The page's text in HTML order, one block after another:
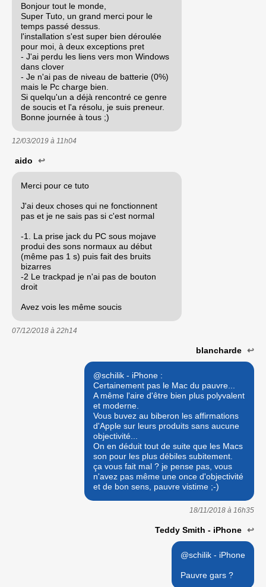
Bonjour tout le monde,
Super Tuto, un grand merci pour le
temps passé dessus.
l'installation s'est super bien déroulée
pour moi, à deux exceptions pret
- J'ai perdu les liens vers mon Windows
dans clover
- Je n'ai pas de niveau de batterie (0%)
mais le Pc charge bien.
Si quelqu'un a déjà rencontré ce genre
de soucis et l'a résolu, je suis preneur.
Bonne journée à tous ;)
12/03/2019 à 11h04
aido ↩
Merci pour ce tuto
J'ai deux choses qui ne fonctionnent
pas et je ne sais pas si c'est normal
-1. La prise jack du PC sous mojave
produi des sons normaux au début
(même pas 1 s) puis fait des bruits
bizarres
-2 Le trackpad je n'ai pas de bouton
droit
Avez vois les même soucis
07/12/2018 à 22h14
blancharde ↩
@schilik - iPhone :
Certainement pas le Mac du pauvre...
A même l'aire d'être bien plus polyvalent
et moderne.
Vous buvez au biberon les affirmations
d'Apple sur leurs produits sans aucune
objectivité...
On en déduit tout de suite que les Macs
son pour les plus débiles subitement.
ça vous fait mal ? je pense pas, vous
n'avez pas même une once d'objectivité
et de bon sens, pauvre vistime ;-)
18/11/2018 à 16h35
Teddy Smith - iPhone ↩
@schilik - iPhone
Pauvre gars ?